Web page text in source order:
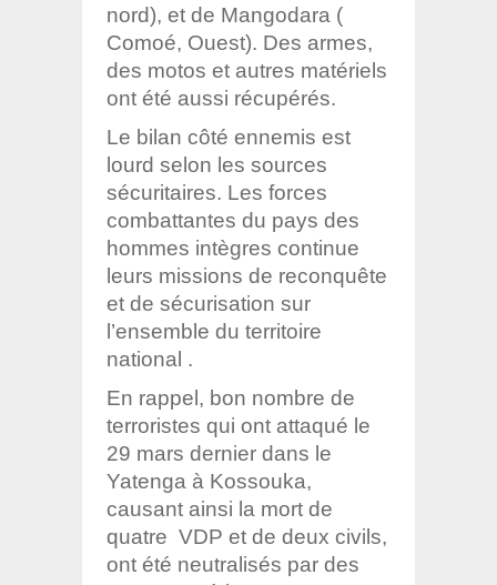
nord), et de Mangodara (
Comoé, Ouest). Des armes,
des motos et autres matériels
ont été aussi récupérés.
Le bilan côté ennemis est
lourd selon les sources
sécuritaires. Les forces
combattantes du pays des
hommes intègres continue
leurs missions de reconquête
et de sécurisation sur
l’ensemble du territoire
national .
En rappel, bon nombre de
terroristes qui ont attaqué le
29 mars dernier dans le
Yatenga à Kossouka,
causant ainsi la mort de
quatre VDP et de deux civils,
ont été neutralisés par des